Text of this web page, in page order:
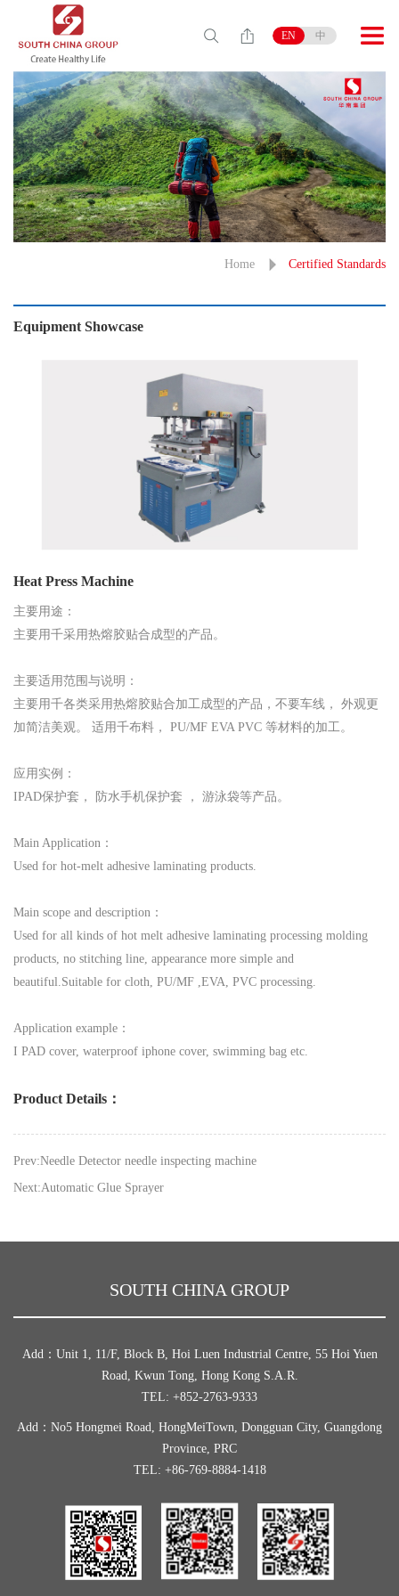
EN 中
Home Certified Standards
Equipment Showcase
Heat Press Machine
主要用途：
主要用千采用热熔胶贴合成型的产品。
主要适用范围与说明：
主要用千各类采用热熔胶贴合加工成型的产品，不要车线， 外观更
加简洁美观。 适用千布料， PU/MF EVA PVC 等材料的加工。
应用实例：
IPAD保护套， 防水手机保护套 ， 游泳袋等产品。
Main Application：
Used for hot-melt adhesive laminating products.
Main scope and description：
Used for all kinds of hot melt adhesive laminating processing molding
products, no stitching line, appearance more simple and
beautiful.Suitable for cloth, PU/MF ,EVA, PVC processing.
Application example：
I PAD cover, waterproof iphone cover, swimming bag etc.
Product Details：
Prev:Needle Detector needle inspecting machine
Next:Automatic Glue Sprayer
SOUTH CHINA GROUP
Add：Unit 1, 11/F, Block B, Hoi Luen Industrial Centre, 55 Hoi Yuen
Road, Kwun Tong, Hong Kong S.A.R.
TEL: +852-2763-9333
Add：No5 Hongmei Road, HongMeiTown, Dongguan City, Guangdong
Province, PRC
TEL: +86-769-8884-1418